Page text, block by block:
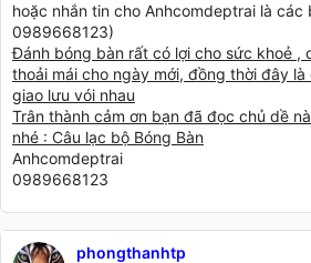
hoặc nhắn tin cho Anhcomdeptrai là các
0989668123)
Đánh bóng bàn rất có lợi cho sức khoẻ ,
thoải mái cho ngày mới, đồng thời đây
giao lưu vói nhau
Trân thành cảm ơn bạn đã đọc chủ dề
nhé : Câu lạc bộ Bóng Bàn
Anhcomdeptrai
0989668123
phongthanhtp